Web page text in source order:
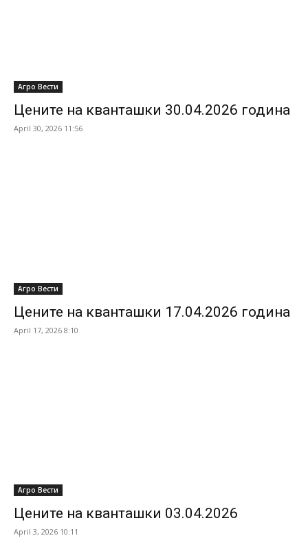
Агро Вести
Цените на кванташки 30.04.2026 година
April 30, 2026 11:56
Агро Вести
Цените на кванташки 17.04.2026 година
April 17, 2026 8:10
Агро Вести
Цените на кванташки 03.04.2026
April 3, 2026 10:11